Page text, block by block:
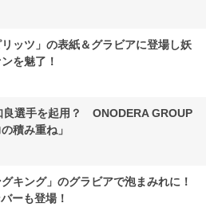
ッツ」の表紙＆グラビアに登場し妖
を魅了！
良選手を起用？ ONODERA GROUP
積み重ね」
キング」のグラビアで泡まみれに！
ーも登場！